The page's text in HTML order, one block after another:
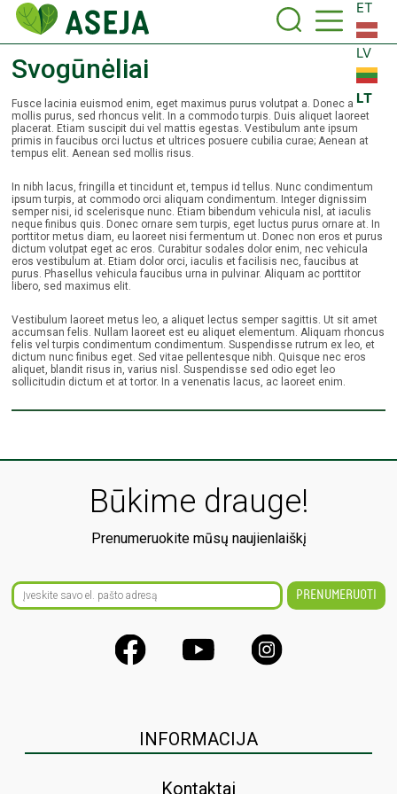
ET
LV
LT
Svogūnėliai
Fusce lacinia euismod enim, eget maximus purus volutpat a. Donec a
mollis purus, sed rhoncus velit. In a commodo turpis. Duis aliquet laoreet
placerat. Etiam suscipit dui vel mattis egestas. Vestibulum ante ipsum
primis in faucibus orci luctus et ultrices posuere cubilia curae; Aenean at
tempus elit. Aenean sed mollis risus.
In nibh lacus, fringilla et tincidunt et, tempus id tellus. Nunc condimentum
ipsum turpis, at commodo orci aliquam condimentum. Integer dignissim
semper nisi, id scelerisque nunc. Etiam bibendum vehicula nisl, at iaculis
neque finibus quis. Donec ornare sem turpis, eget luctus purus ornare at. In
porttitor metus diam, eu laoreet nisi fermentum ut. Donec non eros et purus
dictum volutpat eget ac eros. Curabitur sodales dolor enim, nec vehicula
eros vestibulum at. Etiam dolor orci, iaculis et facilisis nec, faucibus at
purus. Phasellus vehicula faucibus urna in pulvinar. Aliquam ac porttitor
libero, sed maximus elit.
Vestibulum laoreet metus leo, a aliquet lectus semper sagittis. Ut sit amet
accumsan felis. Nullam laoreet est eu aliquet elementum. Aliquam rhoncus
felis vel turpis condimentum condimentum. Suspendisse rutrum ex leo, et
dictum nunc finibus eget. Sed vitae pellentesque nibh. Quisque nec eros
aliquet, blandit risus in, varius nisl. Suspendisse sed odio eget leo
sollicitudin dictum et at tortor. In a venenatis lacus, ac laoreet enim.
Būkime drauge!
Prenumeruokite mūsų naujienlaiškį
INFORMACIJA
Kontaktai